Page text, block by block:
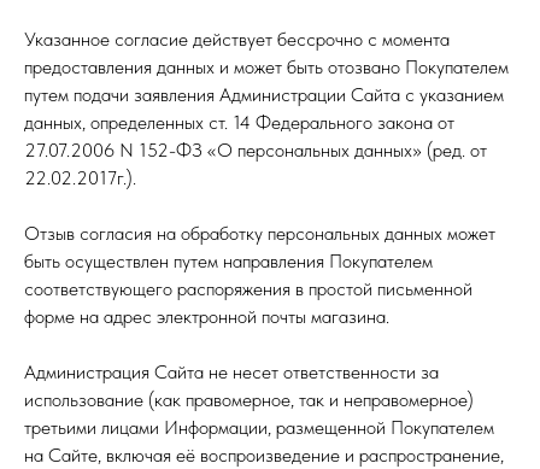
Указанное согласие действует бессрочно с момента
предоставления данных и может быть отозвано Покупателем
путем подачи заявления Администрации Сайта с указанием
данных, определенных ст. 14 Федерального закона от
27.07.2006 N 152-ФЗ «О персональных данных» (ред. от
22.02.2017г.).
Отзыв согласия на обработку персональных данных может
быть осуществлен путем направления Покупателем
соответствующего распоряжения в простой письменной
форме на адрес электронной почты магазина.
Администрация Сайта не несет ответственности за
использование (как правомерное, так и неправомерное)
третьими лицами Информации, размещенной Покупателем
на Сайте, включая её воспроизведение и распространение,